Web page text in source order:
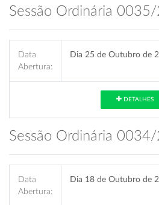
Sessão Ordinária
Data
Abertura:
Dia 25 de Outubro de
DETALHES
Sessão Ordinária
Data
Abertura:
Dia 18 de Outubro de